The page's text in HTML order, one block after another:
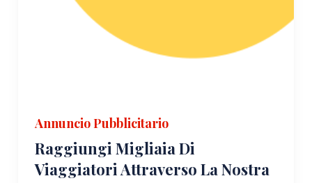
Annuncio Pubblicitario
Raggiungi Migliaia Di
Viaggiatori Attraverso La Nostra